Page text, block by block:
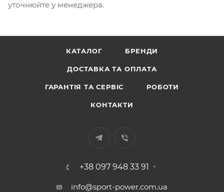
уточнюйте у менеджера.
КАТАЛОГ БРЕНДИ
ДОСТАВКА ТА ОПЛАТА
ГАРАНТІЯ ТА СЕРВІС РОБОТИ
КОНТАКТИ
+38 097 948 33 91
info@sport-power.com.ua